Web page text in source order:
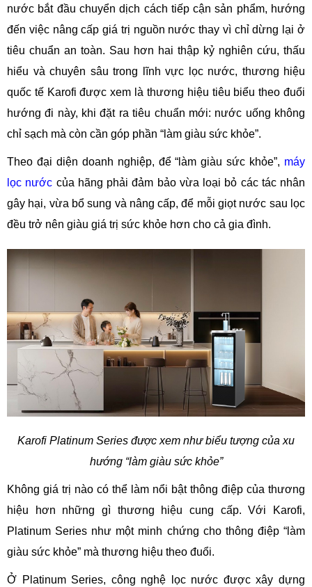
nước bắt đầu chuyển dịch cách tiếp cận sản phẩm, hướng
đến việc nâng cấp giá trị nguồn nước thay vì chỉ dừng lại ở
tiêu chuẩn an toàn. Sau hơn hai thập kỷ nghiên cứu, thấu
hiểu và chuyên sâu trong lĩnh vực lọc nước, thương hiệu
quốc tế Karofi được xem là thương hiệu tiêu biểu theo đuổi
hướng đi này, khi đặt ra tiêu chuẩn mới: nước uống không
chỉ sạch mà còn cần góp phần “làm giàu sức khỏe”.
Theo đại diện doanh nghiệp, để “làm giàu sức khỏe”, máy
lọc nước của hãng phải đảm bảo vừa loại bỏ các tác nhân
gây hại, vừa bổ sung và nâng cấp, để mỗi giọt nước sau lọc
đều trở nên giàu giá trị sức khỏe hơn cho cả gia đình.
Karofi Platinum Series được xem như biểu tượng của xu
hướng “làm giàu sức khỏe”
Không giá trị nào có thể làm nổi bật thông điệp của thương
hiệu hơn những gì thương hiệu cung cấp. Với Karofi,
Platinum Series như một minh chứng cho thông điệp “làm
giàu sức khỏe” mà thương hiệu theo đuổi.
Ở Platinum Series, công nghệ lọc nước được xây dựng